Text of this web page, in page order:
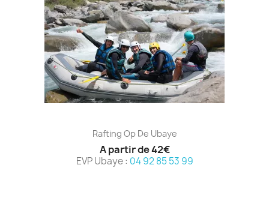
Rafting Op De Ubaye
A partir de 42€
EVP Ubaye : 04 92 85 53 99